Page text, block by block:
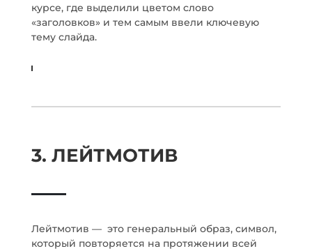
курсе, где выделили цветом слово
«заголовков» и тем самым ввели ключевую
тему слайда.
3. ЛЕЙТМОТИВ
Лейтмотив — это генеральный образ, символ,
который повторяется на протяжении всей